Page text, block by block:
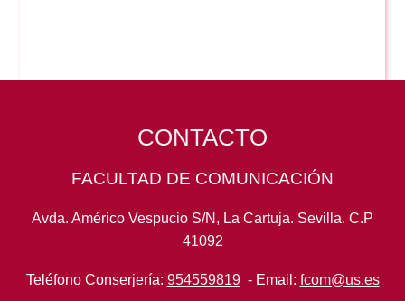
CONTACTO
FACULTAD DE COMUNICACIÓN
Avda. Américo Vespucio S/N, La Cartuja. Sevilla. C.P
41092
Teléfono Conserjería: 954559819- Email: fcom@us.es